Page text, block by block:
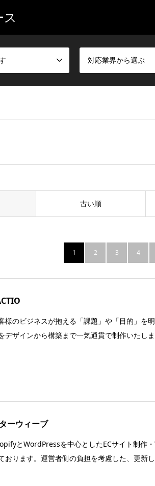
対応業界から選ぶ
古い順
1 2 3 4
様のビジネスが抱える「課題」や「目的」を
デザインから構築まで一気通貫で制作いたし
ーウィーブ
とWordPressを中心としたECサイト制作
おります。運営者側の負担を考慮した、更新